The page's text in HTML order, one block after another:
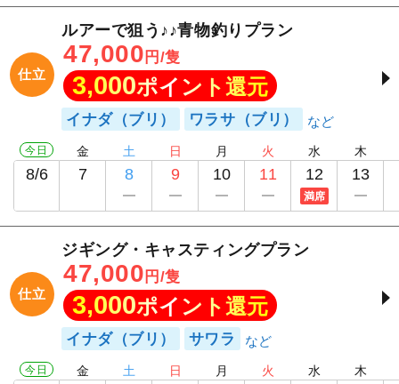
仕立
ルアーで狙う♪♪青物釣りプラン
47,000 円/隻
3,000ポイント還元
イナダ（ブリ） ワラサ（ブリ）
今日
8/6
金
7
土
8
日
9
月
10
火
11
水
12
満席
木
13
仕立
ジギング・キャスティングプラン
47,000 円/隻
3,000ポイント還元
イナダ（ブリ） サワラ
今日 金 土 日 月 火 水 木